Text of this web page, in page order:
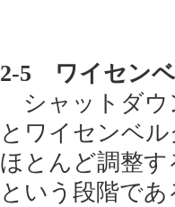
2-5 ワイセン
シャットダウ
とワイセンベ
ほとんど調整
という段階で